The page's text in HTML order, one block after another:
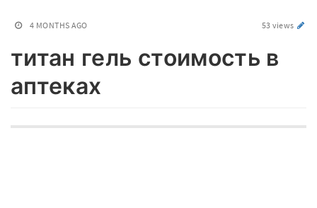
4 MONTHS AGO 53 views
титан гель стоимость в
аптеках